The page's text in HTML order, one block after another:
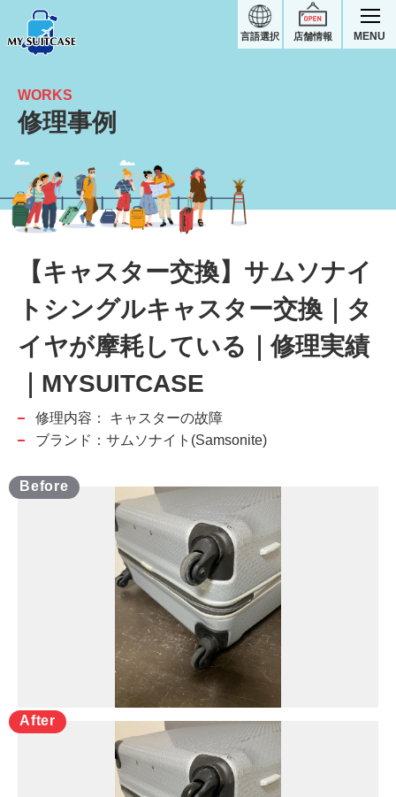
店舗情報
言語選択 MENU
【キャスター交換】タイヤが摩耗している｜サムソナイトスーツケース修理実績
WORKS
修理事例
【キャスター交換】サムソナイ
トシングルキャスター交換｜タ
イヤが摩耗している｜修理実績
｜MYSUITCASE
修理内容：
キャスターの故障
ブランド：サムソナイト(Samsonite)